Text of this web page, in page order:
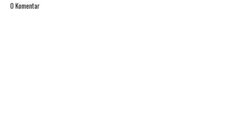
0 Komentar